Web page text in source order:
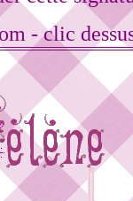
- clic